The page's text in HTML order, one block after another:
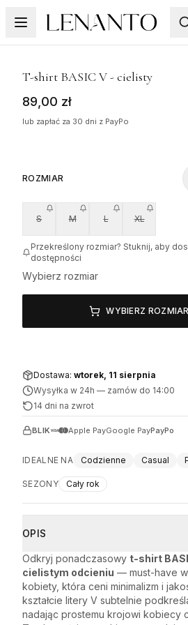
T-shirt BASIC V - cielisty
89,00 zł
lub zapłać za 30 dni z PayPo
ROZMIAR
S M L XL
Przekreślony rozmiar? Stuknij, aby
dostępności
Wybierz rozmiar
WYBIERZ ROZMIAR
Dostawa: wtorek, 11 sierpnia
Wysyłka w 24h — zamów do 14:00
14 dni na zwrot
BLIK Apple PayGoogle PayPayPo
IDEALNE NA Codzienne Casual
SEZONY Cały rok
OPIS
Odkryj ponadczasowy t-shirt
cielistym odcieniu — must-have
kobiety, która ceni minimalizm i
kształcie litery V subtelnie
nadając prostemu krojowi kobiecy